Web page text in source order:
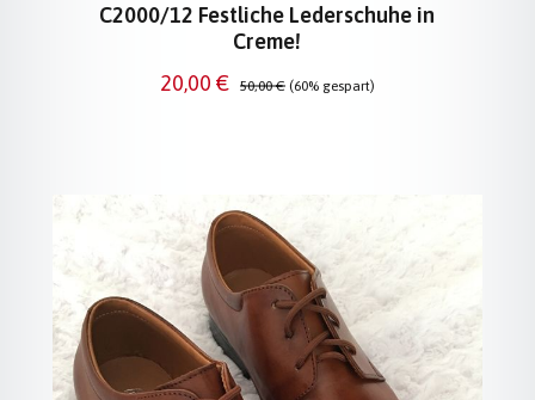
C2000/12 Festliche Lederschuhe in
Creme!
Verkaufspreis:
20,00 € Regulärer Preis:
50,00 € (60% gespart)